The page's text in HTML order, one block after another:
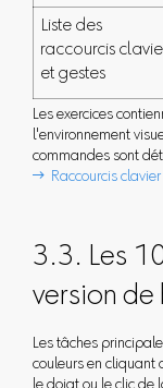
Liste des
raccourcis
et gestes
Les exercices
l'environnement
commandes sont
 Raccourcis clavier
3.3. Les
version de
Les tâches
couleurs en cliquant